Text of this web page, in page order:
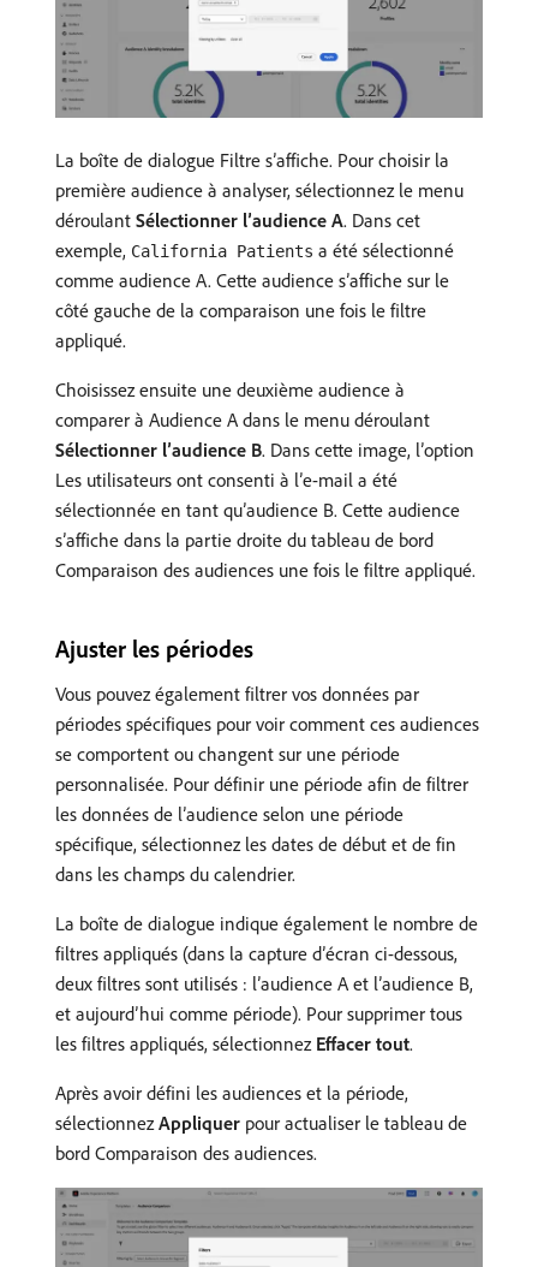
La boîte de dialogue Filtre s’affiche. Pour choisir la
première audience à analyser, sélectionnez le menu
déroulant Sélectionner l’audience A. Dans cet
exemple, California Patients a été sélectionné
comme audience A. Cette audience s’affiche sur le
côté gauche de la comparaison une fois le filtre
appliqué.
Choisissez ensuite une deuxième audience à
comparer à Audience A dans le menu déroulant
Sélectionner l’audience B. Dans cette image, l’option
Les utilisateurs ont consenti à l’e-mail a été
sélectionnée en tant qu’audience B. Cette audience
s’affiche dans la partie droite du tableau de bord
Comparaison des audiences une fois le filtre appliqué.
Ajuster les périodes
Vous pouvez également filtrer vos données par
périodes spécifiques pour voir comment ces audiences
se comportent ou changent sur une période
personnalisée. Pour définir une période afin de filtrer
les données de l’audience selon une période
spécifique, sélectionnez les dates de début et de fin
dans les champs du calendrier.
La boîte de dialogue indique également le nombre de
filtres appliqués (dans la capture d’écran ci-dessous,
deux filtres sont utilisés : l’audience A et l’audience B,
et aujourd’hui comme période). Pour supprimer tous
les filtres appliqués, sélectionnez Effacer tout.
Après avoir défini les audiences et la période,
sélectionnezAppliquer pour actualiser le tableau de
bord Comparaison des audiences.